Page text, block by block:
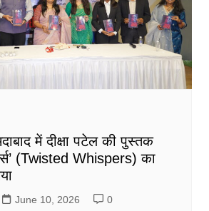
में दीक्षा पटेल की पुस्तक
(Twisted Whispers) का
June 10, 2026 0